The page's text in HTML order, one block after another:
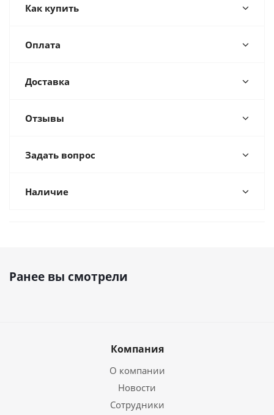
Как купить
Оплата
Доставка
Отзывы
Задать вопрос
Наличие
Ранее вы смотрели
Компания
О компании
Новости
Сотрудники